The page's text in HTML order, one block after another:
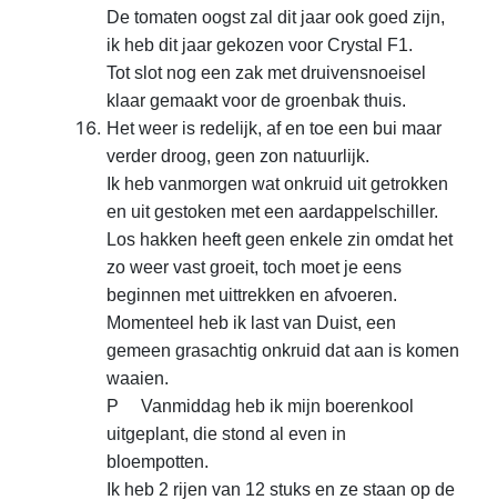
De tomaten oogstzal dit jaar ook goed zijn,
ik heb dit jaar gekozen voor Crystal
F1.
Tot slot nog een zak met druivensnoeisel
klaar gemaakt voor de groenbak thuis.
Het weer is redelijk, afen toe een bui maar
verder droog, geen zon natuurlijk.
Ik heb vanmorgen wat onkruid uit getrokken
en uit gestoken met een aardappelschiller.
Los hakken heeft geen enkele zin omdat het
zo weer vast groeit, toch moet je eens
beginnen met uittrekken en afvoeren.
Momenteel heb ik last van Duist, een
gemeen grasachtig onkruid dat aan is komen
waaien.
P Vanmiddag heb ik mijn boerenkool
uitgeplant, die stond al even in
bloempotten.
Ik heb 2 rijen van 12 stuks en ze staan op de